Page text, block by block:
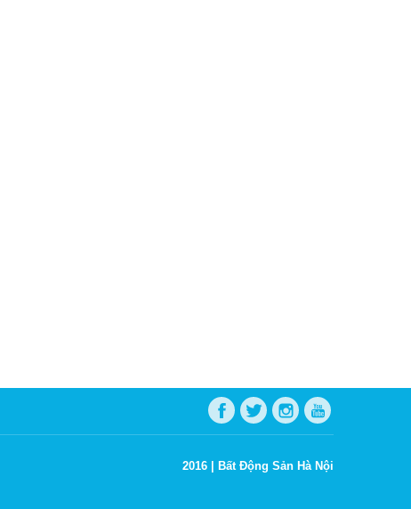
2016 | Bất Động Sản Hà Nội